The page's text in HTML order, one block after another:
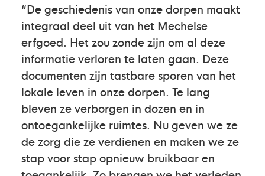
“De geschiedenis van onze dorpen maakt
integraal deel uit van het Mechelse
erfgoed. Het zou zonde zijn om al deze
informatie verloren te laten gaan. Deze
documenten zijn tastbare sporen van het
lokale leven in onze dorpen. Te lang
bleven ze verborgen in dozen en in
ontoegankelijke ruimtes. Nu geven we ze
de zorg die ze verdienen en maken we ze
stap voor stap opnieuw bruikbaar en